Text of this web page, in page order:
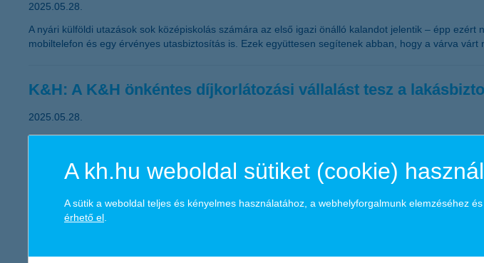
2025.05.28.
A nyári külföldi utazások sok középiskolás számára az első igazi önálló kalandot jelentik – épp
mobiltelefon és egy érvényes utasbiztosítás is. Ezek együttesen segítenek abban, hogy a várva
K&H: A K&H önkéntes díjkorlátozási vállalást tesz a
2025.05.28.
K&H: TikTokos pályázat indul
A kh.hu weboldal sütiket (cookie)
A sütik a weboldal teljes és kényelmes használatához, a webhelyforgalmunk elemzéséhez
érhető el